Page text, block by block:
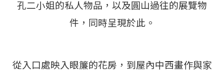
孔二小姐的私人物品，以及圓山過往的展覽物
件，同時呈現於此。
從入口處映入眼簾的花房，到屋內中西畫作與家